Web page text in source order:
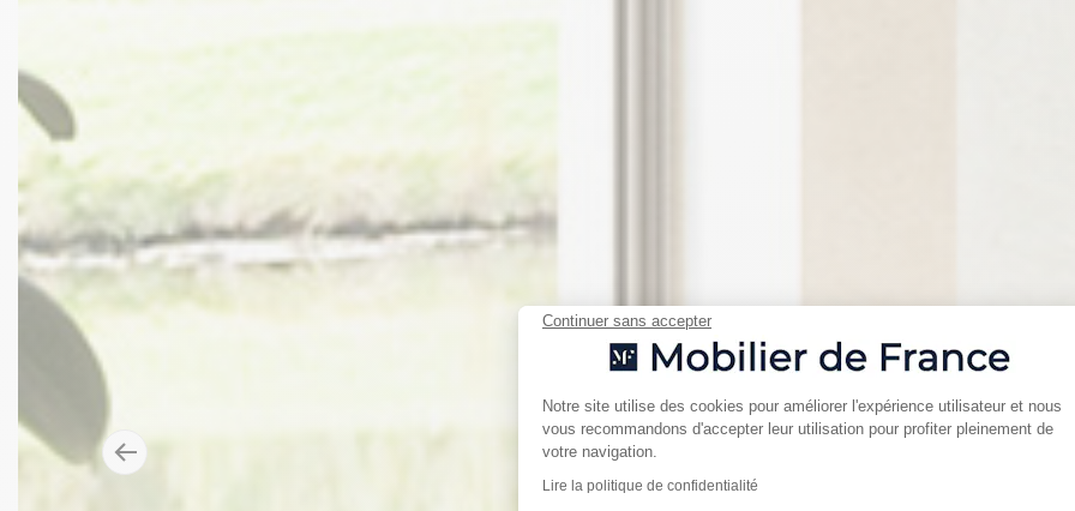
Continuer sans accepter
Plateforme de Gestion du
Notre site utilise des cookies pour améliorer l'expérience utilisateur et nous
vous recommandons d'accepter leur utilisation pour profiter pleinement de
votre navigation.
Lire la politique de confidentialité
Axeptio consent